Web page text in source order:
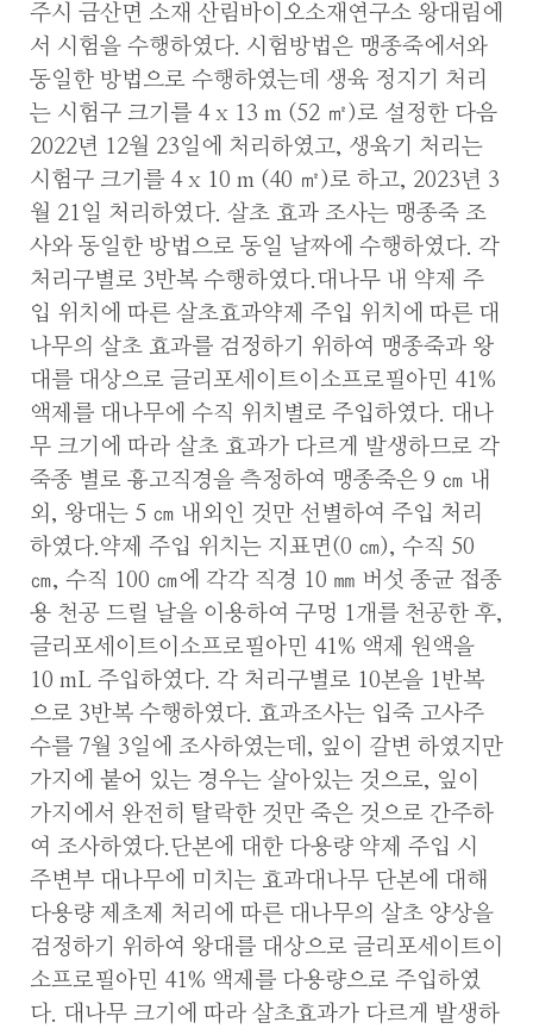
주시 금산면 소재 산림바이오소재연구소 왕대림에
서 시험을 수행하였다. 시험방법은 맹종죽에서와
동일한 방법으로 수행하였는데 생육 정지기 처리
는 시험구 크기를 4 x 13 m (52 ㎡)로 설정한 다음
2022년 12월 23일에 처리하였고, 생육기 처리는
시험구 크기를 4 x 10 m (40 ㎡)로 하고, 2023년 3
월 21일 처리하였다. 살초 효과 조사는 맹종죽 조
사와 동일한 방법으로 동일 날짜에 수행하였다. 각
처리구별로 3반복 수행하였다.대나무 내 약제 주
입 위치에 따른 살초효과약제 주입 위치에 따른 대
나무의 살초 효과를 검정하기 위하여 맹종죽과 왕
대를 대상으로 글리포세이트이소프로필아민 41%
액제를 대나무에 수직 위치별로 주입하였다. 대나
무 크기에 따라 살초 효과가 다르게 발생하므로 각
죽종 별로 흉고직경을 측정하여 맹종죽은 9 ㎝ 내
외, 왕대는 5 ㎝ 내외인 것만 선별하여 주입 처리
하였다.약제 주입 위치는 지표면(0 ㎝), 수직 50
㎝, 수직 100 ㎝에 각각 직경 10 ㎜ 버섯 종균 접종
용 천공 드릴 날을 이용하여 구멍 1개를 천공한 후,
글리포세이트이소프로필아민 41% 액제 원액을
10 mL 주입하였다. 각 처리구별로 10본을 1반복
으로 3반복 수행하였다. 효과조사는 입죽 고사주
수를 7월 3일에 조사하였는데, 잎이 갈변 하였지만
가지에 붙어 있는 경우는 살아있는 것으로, 잎이
가지에서 완전히 탈락한 것만 죽은 것으로 간주하
여 조사하였다.단본에 대한 다용량 약제 주입 시
주변부 대나무에 미치는 효과대나무 단본에 대해
다용량 제초제 처리에 따른 대나무의 살초 양상을
검정하기 위하여 왕대를 대상으로 글리포세이트이
소프로필아민 41% 액제를 다용량으로 주입하였
다. 대나무 크기에 따라 살초효과가 다르게 발생하